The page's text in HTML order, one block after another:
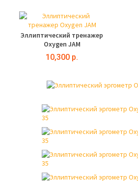
Эллиптический тренажер
Oxygen JAM
10,300 р.